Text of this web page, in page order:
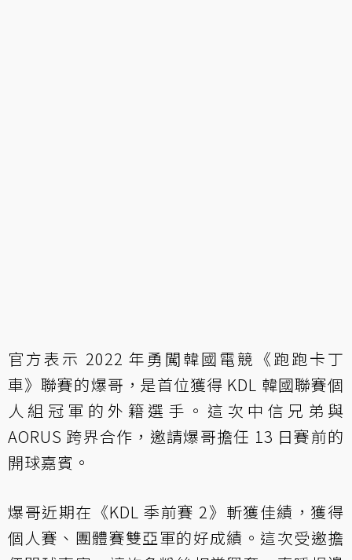
官方表示 2022 年勇闖韓國電競《跑跑卡丁
車》聯賽的爆哥，是首位獲得 KDL 韓國聯賽個
人組冠軍的外籍選手。這次中信兄弟與
AORUS 跨界合作，邀請爆哥擔任 13 日賽前的
開球嘉賓。
爆哥近期在《KDL 季前賽 2》斬獲佳績，獲得
個人賽、團體賽雙亞軍的好成績。這次受邀擔